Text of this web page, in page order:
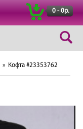
0 - 0р.
» Кофта #23353762